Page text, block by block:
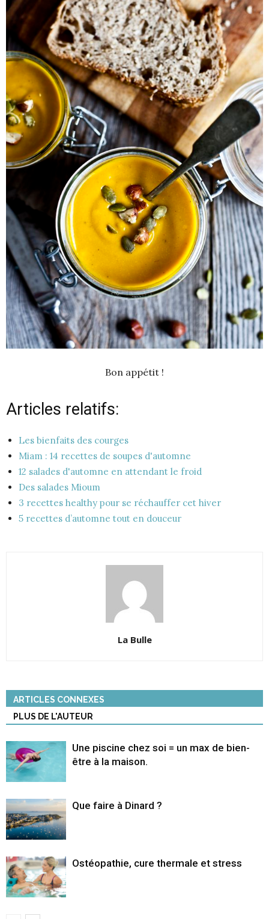
Bon appétit !
Articles relatifs:
Les bienfaits des courges
Miam : 14 recettes de soupes d'automne
12 salades d'automne en attendant le froid
Des salades Mioum
3 recettes healthy pour se réchauffer cet hiver
5 recettes d’automne tout en douceur
La Bulle
ARTICLES CONNEXES
PLUS DE L'AUTEUR
Une piscine chez soi = un max de bien-
être à la maison.
Que faire à Dinard ?
Ostéopathie, cure thermale et stress